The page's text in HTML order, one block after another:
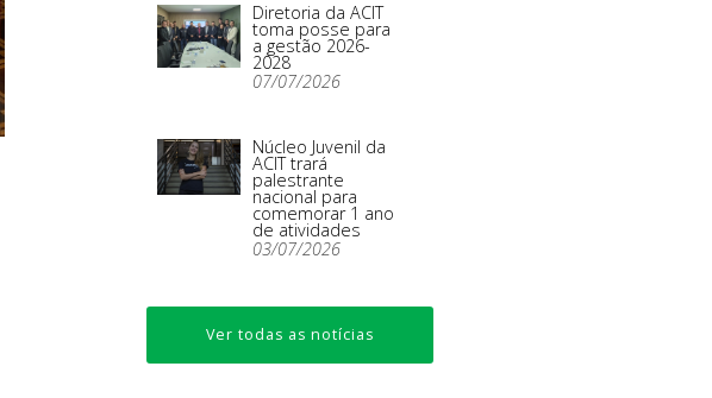
Diretoria da ACIT
toma posse para
a gestão 2026-
2028
07/07/2026
Núcleo Juvenil da
ACIT trará
palestrante
nacional para
comemorar 1 ano
de atividades
03/07/2026
Ver todas as notícias